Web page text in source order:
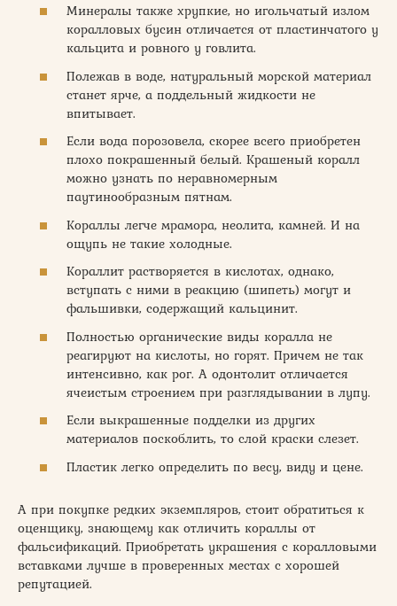
Минералы также хрупкие, но игольчатый излом
коралловых бусин отличается от пластинчатого у
кальцита и ровного у говлита.
Полежав в воде, натуральный морской материал
станет ярче, а поддельный жидкости не
впитывает.
Если вода порозовела, скорее всего приобретен
плохо покрашенный белый. Крашеный коралл
можно узнать по неравномерным
паутинообразным пятнам.
Кораллы легче мрамора, неолита, камней. И на
ощупь не такие холодные.
Кораллит растворяется в кислотах, однако,
вступать с ними в реакцию (шипеть) могут и
фальшивки, содержащий кальцинит.
Полностью органические виды коралла не
реагируют на кислоты, но горят. Причем не так
интенсивно, как рог. А одонтолит отличается
ячеистым строением при разглядывании в лупу.
Если выкрашенные подделки из других
материалов поскоблить, то слой краски слезет.
Пластик легко определить по весу, виду и цене.
А при покупке редких экземпляров, стоит обратиться к
оценщику, знающему как отличить кораллы от
фальсификаций. Приобретать украшения с коралловыми
вставками лучше в проверенных местах с хорошей
репутацией.